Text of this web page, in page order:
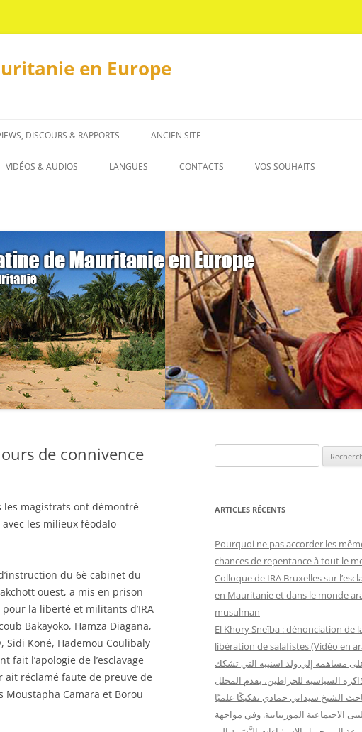
en Europe
DISCOURS & RAPPORTS ANCIEN SITE
VIDÉOS & AUDIOS LANGUES CONTACTS VOS SOUHAITS
de connivence
les magistrats ont démontré
les milieux féodalo-
du 6è cabinet du
ouest, a mis en prison
la liberté et militants d’IRA
Bakayoko, Hamza Diagana,
Sidi Koné, Hademou Coulibaly
l’apologie de l’esclavage
ait réclamé faute de preuve de
Camara et Borou
e
h
r
h
:
ARTICLES RÉCENTS
Pourquoi ne pas accorder les
chances de repentance à tout le
Colloque de IRA Bruxelles sur
en Mauritanie et dans le monde
musulman
El Khory Sneïba : dénonciation de
libération de salafistes (Vidéo en
مساهمة إلي ولد اسنيبة التي تشكك
السياسية للحراطين، يقدم المحلل
الشيخ سيداتي حمادي تفكيكًا علميًا
الاجتماعية الموريتانية. وفي مواجهة